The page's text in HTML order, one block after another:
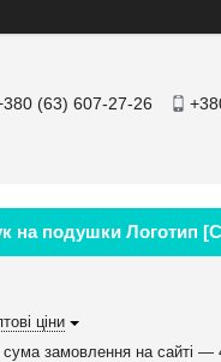
(63) 607-27-26
на подушки Логотип
ціни
сума замовлення на сайті —